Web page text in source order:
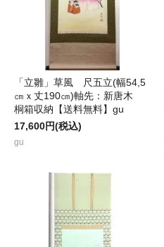
「立雛」草風 尺五立(幅54,5
㎝ｘ丈190㎝)軸先：新唐木
桐箱収納【送料無料】gu
17,600円(税込)
gu